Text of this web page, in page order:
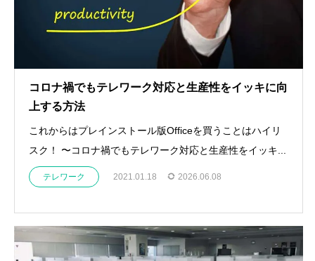
コロナ禍でもテレワーク対応と生産性をイッキに向
上する方法
これからはプレインストール版Officeを買うことはハイリ
スク！ 〜コロナ禍でもテレワーク対応と生産性をイッキ...
テレワーク 2021.01.18 2026.06.08